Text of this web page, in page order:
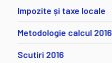
Impozite și taxe locale
Metodologie calcul 2016
Scutiri 2016